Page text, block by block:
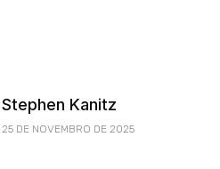
Stephen Kanitz
25 DE NOVEMBRO DE 2025